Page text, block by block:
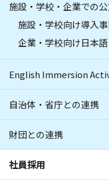
施設・学校・企業での
施設・学校向け導入
企業・学校向け日本語
English Immersion
自治体・省庁との連携
財団との連携
社員採用